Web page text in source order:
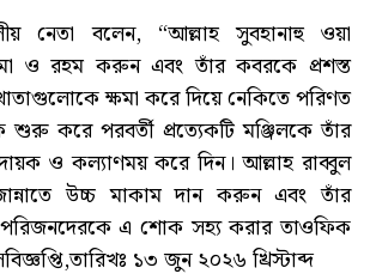
নেতা বলেন, “আল্লাহ সুবহানাহু ওয়া
ও রহম করুন এবং তাঁর কবরকে প্রশস্ত
ক্ষমা করে দিয়ে নেকিতে পরিণত
করে পরবর্তী প্রত্যেকটি মঞ্জিলকে তাঁর
ও কল্যাণময় করে দিন। আল্লাহ রাব্বুল
উচ্চ মাকাম দান করুন এবং তাঁর
এ শোক সহ্য করার তাওফিক
১৩ জুন ২০২৬ খ্রিস্টাব্দ